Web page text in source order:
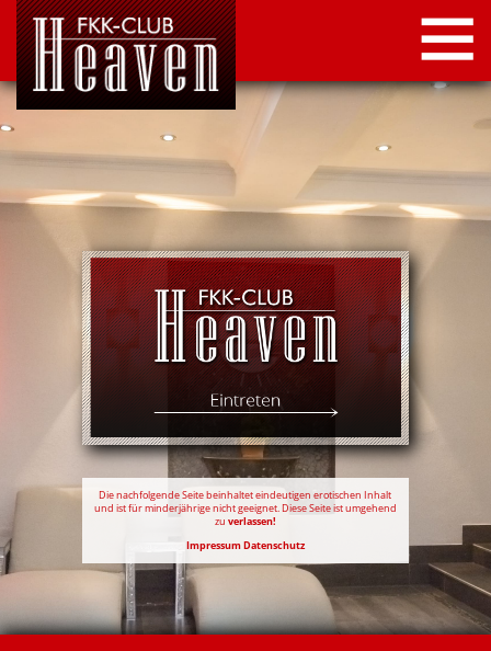
STARTSEITE
LOCATION
NEWS
KONTAKT
IMPRESSUM
DATENSCHUTZ
Die nachfolgende Seite beinhaltet eindeutigen erotischen Inhalt
und ist für minderjährige nicht geeignet. Diese Seite ist umgehend
zu verlassen!
Impressum Datenschutz